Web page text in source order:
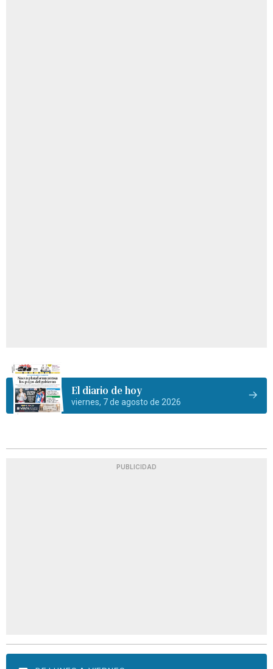
El diario de hoy
viernes, 7 de agosto de 2026
PUBLICIDAD